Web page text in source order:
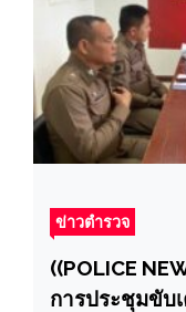
ข่าวตำรวจ
((POLICE
การประชุมขับ